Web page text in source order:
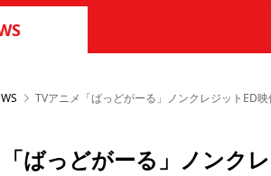
TVアニメ「ばっどがーる」ノンクレジットED
ばっどがーる」ノンク